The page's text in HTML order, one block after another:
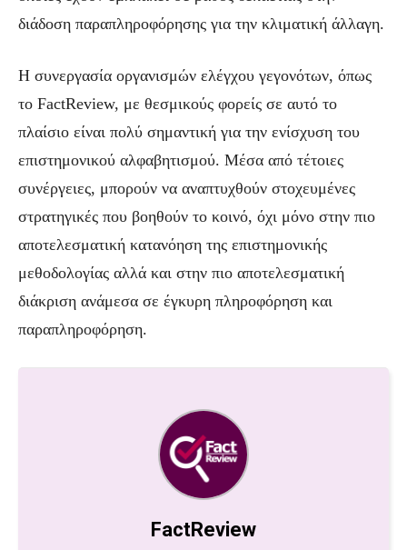
διάδοση παραπληροφόρησης για την κλιματική άλλαγη.
Η συνεργασία οργανισμών ελέγχου γεγονότων, όπως
το FactReview, με θεσμικούς φορείς σε αυτό το
πλαίσιο είναι πολύ σημαντική για την ενίσχυση του
επιστημονικού αλφαβητισμού. Μέσα από τέτοιες
συνέργειες, μπορούν να αναπτυχθούν στοχευμένες
στρατηγικές που βοηθούν το κοινό, όχι μόνο στην πιο
αποτελεσματική κατανόηση της επιστημονικής
μεθοδολογίας αλλά και στην πιο αποτελεσματική
διάκριση ανάμεσα σε έγκυρη πληροφόρηση και
παραπληροφόρηση.
FactReview